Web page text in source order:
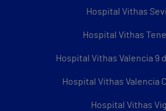
Hospital Vithas
Hospital Vithas
Hospital Vithas Valencia 9
Hospital Vithas Valencia
Hospital Vithas